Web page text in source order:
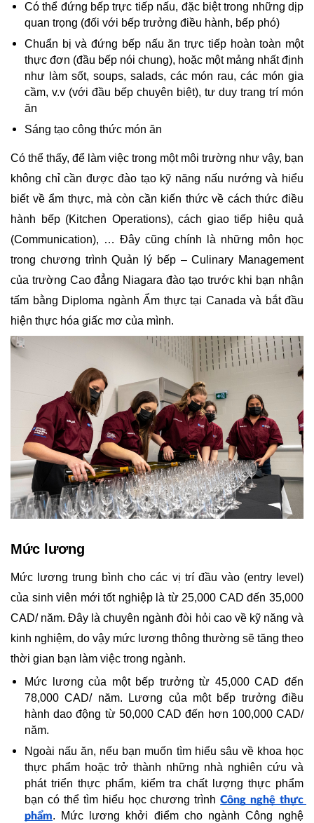
Có thể đứng bếp trực tiếp nấu, đặc biệt trong những dịp
quan trọng (đối với bếp trưởng điều hành, bếp phó)
Chuẩn bị và đứng bếp nấu ăn trực tiếp hoàn toàn một
thực đơn (đầu bếp nói chung), hoặc một mảng nhất định
như làm sốt, soups, salads, các món rau, các món gia
cầm, v.v (với đầu bếp chuyên biệt), tư duy trang trí món
ăn
Sáng tạo công thức món ăn
Có thể thấy, để làm việc trong một môi trường như vậy, bạn
không chỉ cần được đào tạo kỹ năng nấu nướng và hiểu
biết về ẩm thực, mà còn cần kiến thức về cách thức điều
hành bếp (Kitchen Operations), cách giao tiếp hiệu quả
(Communication), … Đây cũng chính là những môn học
trong chương trình Quản lý bếp – Culinary Management
của trường Cao đẳng Niagara đào tạo trước khi bạn nhận
tấm bằng Diploma ngành Ẩm thực tại Canada và bắt đầu
hiện thực hóa giấc mơ của mình.
Mức lương
Mức lương trung bình cho các vị trí đầu vào (entry level)
của sinh viên mới tốt nghiệp là từ 25,000 CAD đến 35,000
CAD/ năm. Đây là chuyên ngành đòi hỏi cao về kỹ năng và
kinh nghiệm, do vậy mức lương thông thường sẽ tăng theo
thời gian bạn làm việc trong ngành.
Mức lương của một bếp trưởng từ 45,000 CAD đến
78,000 CAD/ năm. Lương của một bếp trưởng điều
hành dao động từ 50,000 CAD đến hơn 100,000 CAD/
năm.
Ngoài nấu ăn, nếu bạn muốn tìm hiểu sâu về khoa học
thực phẩm hoặc trở thành những nhà nghiên cứu và
phát triển thực phẩm, kiểm tra chất lượng thực phẩm
bạn có thể tìm hiểu học chương trình Công nghệ thực
phẩm. Mức lương khởi điểm cho ngành Công nghệ